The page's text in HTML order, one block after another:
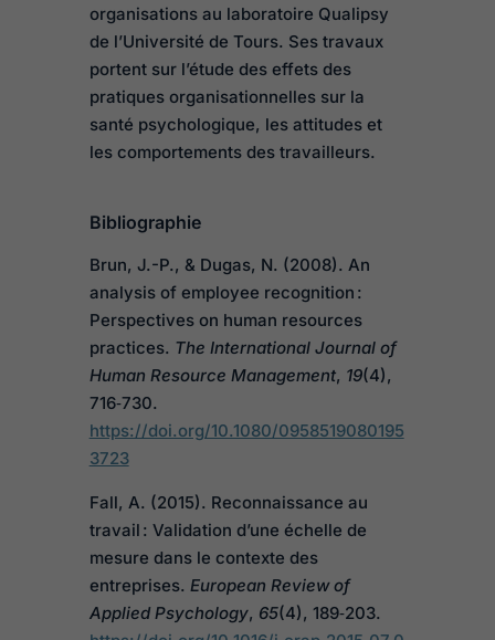
organisations au laboratoire Qualipsy
de l’Université de Tours. Ses travaux
portent sur l’étude des effets des
pratiques organisationnelles sur la
santé psychologique, les attitudes et
les comportements des travailleurs.
Bibliographie
Brun, J.-P., & Dugas, N. (2008). An
analysis of employee recognition :
Perspectives on human resources
practices. The International Journal of
Human Resource Management, 19(4),
716‑730.
https://doi.org/10.1080/0958519080195
3723
Fall, A. (2015). Reconnaissance au
travail : Validation d’une échelle de
mesure dans le contexte des
entreprises. European Review of
Applied Psychology, 65(4), 189‑203.